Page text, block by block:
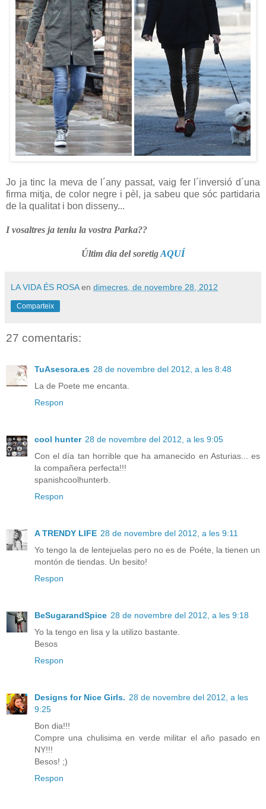
Jo ja tinc la meva de l´any passat, vaig fer l´inversió d´una
firma mitja, de color negre i pèl, ja sabeu que sóc partidaria
de la qualitat i bon disseny...
I vosaltres ja teniu la vostra Parka??
Últim dia del soretigAQUÍ
LA VIDA ÉS ROSA en dimecres, de novembre 28, 2012
Comparteix
27 comentaris:
TuAsesora.es 28 de novembre del 2012, a les 8:48
La de Poete me encanta.
Respon
cool hunter 28 de novembre del 2012, a les 9:05
Con el día tan horrible que ha amanecido en Asturias... es
la compañera perfecta!!!
spanishcoolhunterb.
Respon
A TRENDY LIFE 28 de novembre del 2012, a les 9:11
Yo tengo la de lentejuelas pero no es de Poéte, la tienen un
montón de tiendas. Un besito!
Respon
BeSugarandSpice 28 de novembre del 2012, a les 9:18
Yo la tengo en lisa y la utilizo bastante.
Besos
Respon
Designs for Nice Girls. 28 de novembre del 2012, a les
9:25
Bon dia!!!
Compre una chulisima en verde militar el año pasado en
NY!!!
Besos! ;)
Respon